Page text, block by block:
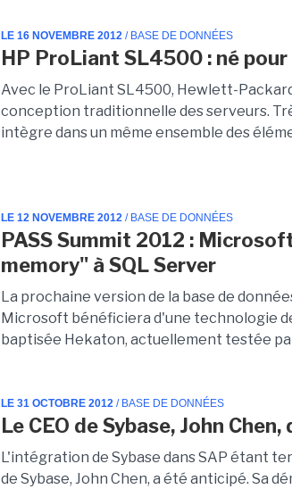
LE 16 NOVEMBRE 2012 / BASE DE DONNÉES
HP ProLiant SL4500 : né
Avec le ProLiant SL4500, Hewlett-
conception traditionnelle des serveurs.
intègre dans un même ensemble des
LE 12 NOVEMBRE 2012 / BASE DE DONNÉES
PASS Summit 2012 :
memory" à SQL Server
La prochaine version de la base de
Microsoft bénéficiera d'une technologie
baptisée Hekaton, actuellement testée
LE 31 OCTOBRE 2012 / BASE DE DONNÉES
Le CEO de Sybase, John
L'intégration de Sybase dans SAP étant
de Sybase, John Chen, a été anticipé. Sa